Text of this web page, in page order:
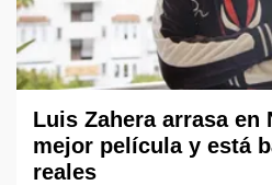
Luis Zahera arrasa en
mejor película y está
reales